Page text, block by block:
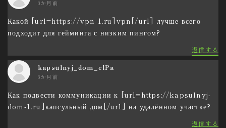
3か月前
Какой [url=https://vpn-1.ru]vpn[/url] лучше всего
подходит для гейминга с низким пингом?
返信する
kapsulnyj_dom_elPa
3か月前
Как подвести коммуникации к [url=https://kapsulnyj-
dom-1.ru]капсульный дом[/url] на удалённом участке?
返信する